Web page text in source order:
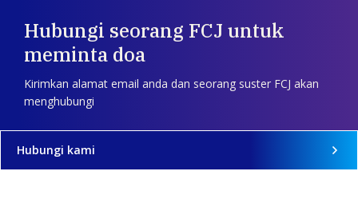
Hubungi seorang FCJ untuk
meminta doa
Kirimkan alamat email anda dan seorang suster FCJ akan
menghubungi
Hubungi kami